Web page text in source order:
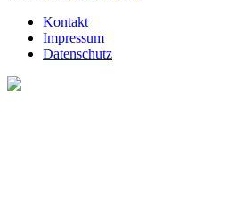
Kontakt
Impressum
Datenschutz